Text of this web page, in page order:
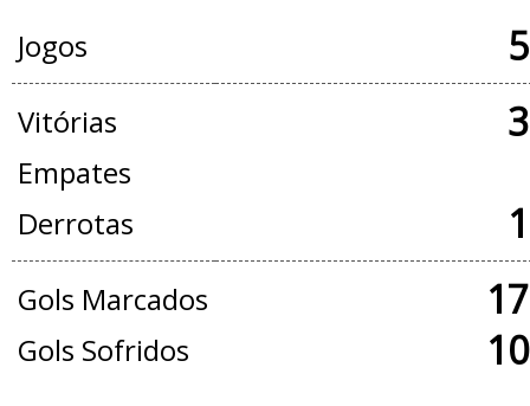
Jogos
Vitórias
Empates
Derrotas
Gols Marcados
Gols Sofridos